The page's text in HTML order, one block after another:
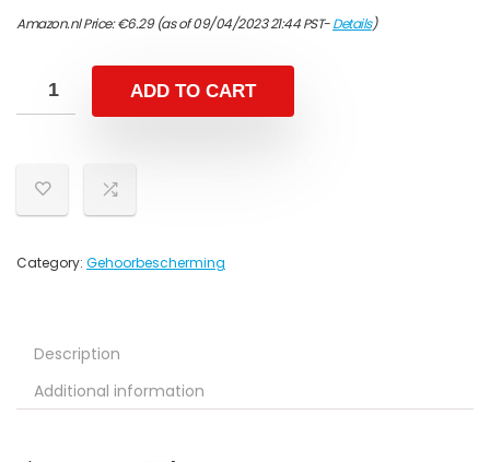
Amazon.nl Price:€6.29(as of 09/04/2023 21:44 PST-Details)
ADD TO CART
Category: Gehoorbescherming
Description
Additional information